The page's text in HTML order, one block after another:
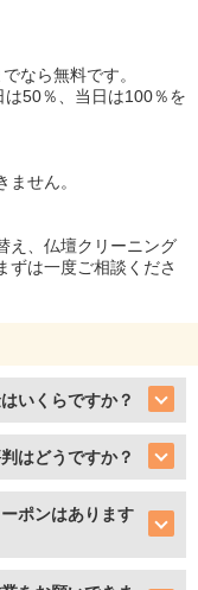
なら無料です。
は50％、当日は100％を
せん。
え、仏壇クリーニング
ずは一度ご相談くださ
いくらですか？
はどうですか？
ポンはあります